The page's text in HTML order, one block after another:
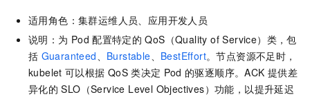
适用角色：集群运维人员、应用开发人员
说明：为 Pod 配置特定的 QoS（Quality of Service）类，包
括 Guaranteed Burstable BestEffort。节点资源不足时，
kubelet 可以根据 QoS 类决定 Pod 的驱逐顺序。ACK 提供差
异化的 SLO（Service Level Objectives）功能，以提升延迟